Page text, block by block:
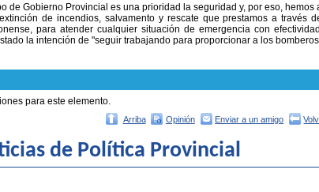
de Gobierno Provincial es una prioridad la seguridad y, por eso,
de incendios, salvamento y rescate que prestamos a través
para atender cualquier situación de emergencia con
la intención de "seguir trabajando para proporcionar a los
para este elemento.
Arriba Opinión Enviar a un amigo
de Política Provincial